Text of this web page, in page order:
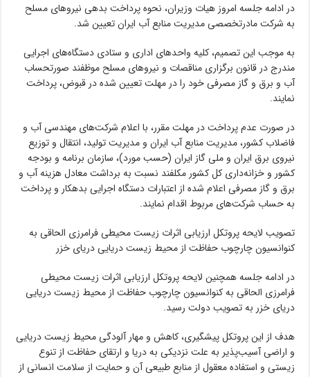
در ادامه جلسه امروز هیات وزیران، نحوه پرداخت بدهی نیروهای مسلح
به شرکت مادرتخصصی مدیریت منابع آب ایران تعیین شد.
به موجب این تصمیم، کلیه واحدهای اداری و ستادی دستگاه‌های اجرایی
مندرج در قانون برگزاری مناقصات و نیروهای مسلح موظفند صورتحساب
آب و برق و گاز مصرفی خود را در مهلت تعیین شده در قبوض، پرداخت
نمایند.
در صورت عدم پرداخت در مهلت مقرر، با اعلام شرکت‌های مهندسی آب و
فاضلاب کشور، مدیریت منابع آب ایران و مدیریت تولید، انتقال و توزیع
نیروی برق ایران و ملی گاز ایران (حسب مورد)، سازمان برنامه و بودجه
کشور و خزانه‌داری کل کشور مکلفند نسبت به برداشت معادل هزینه آب و
برق و گاز مصرفی اعلام شده از اعتبارات دستگاه اجرایی بدهکار و پرداخت
به حساب شرکت‌های مربوط اقدام نمایند.
تصویب لایحه پروتکل ارزیابی اثرات زیست محیطی فرامرزی الحاقی به
کنوانسیون چارچوب حفاظت از محیط زیست دریایی دریای‌ خزر
در ادامه جلسه همچنین لایحه پروتکل ارزیابی اثرات زیست محیطی
فرامرزی الحاقی به کنوانسیون چارچوب حفاظت از محیط زیست دریایی
دریای خزر به تصویب دولت رسید.
هدف از این پروتکل پیشگیری، کاهش و مهار آلودگی محیط زیست دریایی
و اراضی آسیب‌پذیر به علت نزدیکی به دریا و ارتقای حفاظت از تنوع
زیستی و استفاده معقول از منابع طبیعی آن و حمایت از سلامت انسانی از